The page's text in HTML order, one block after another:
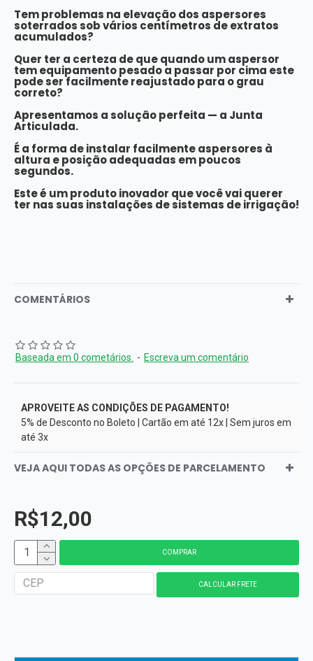
Tem problemas na elevação dos aspersores
soterrados sob vários centímetros de extratos
acumulados?
Quer ter a certeza de que quando um aspersor
tem equipamento pesado a passar por cima este
pode ser facilmente reajustado para o grau
correto?
Apresentamos a solução perfeita — a Junta
Articulada.
É a forma de instalar facilmente aspersores à
altura e posição adequadas em poucos
segundos.
Este é um produto inovador que você vai querer
ter nas suas instalações de sistemas de irrigação!
COMENTÁRIOS
Baseada em 0 cometários. - Escreva um comentário
APROVEITE AS CONDIÇÕES DE PAGAMENTO!
5% de Desconto no Boleto | Cartão em até 12x | Sem juros em
até 3x
VEJA AQUI TODAS AS OPÇÕES DE PARCELAMENTO
R$12,00
COMPRAR